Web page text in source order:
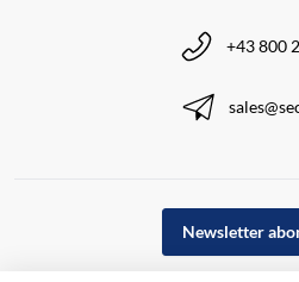
+43 800
Newsletter